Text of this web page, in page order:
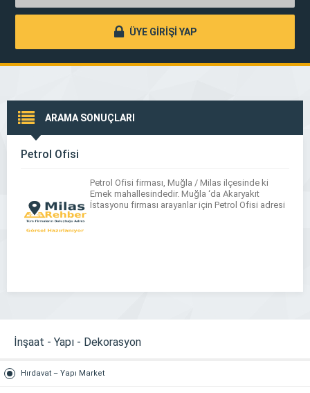
ÜYE GİRİŞİ YAP
ARAMA SONUÇLARI
Petrol Ofisi
Petrol Ofisi firması, Muğla / Milas ilçesinde ki
Emek mahallesindedir. Muğla ‘da Akaryakıt
İstasyonu firması arayanlar için Petrol Ofisi adresi
İnşaat - Yapı - Dekorasyon
Hırdavat – Yapı Market